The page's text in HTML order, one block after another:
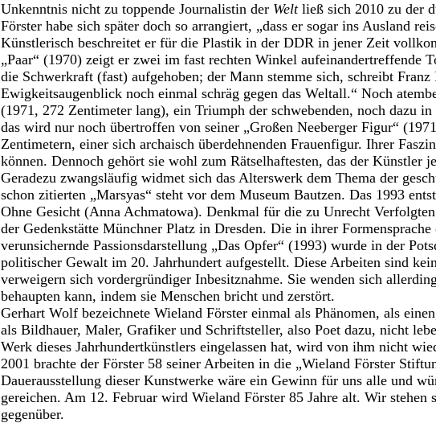
Unkenntnis nicht zu toppende Journalistin der Welt ließ sich 2010 zu der
Förster habe sich später doch so arrangiert, „dass er sogar ins Ausland
Künstlerisch beschreitet er für die Plastik in der DDR in jener Zeit
„Paar“ (1970) zeigt er zwei im fast rechten Winkel aufeinandertreffende
die Schwerkraft (fast) aufgehoben; der Mann stemme sich, schreibt Franz
Ewigkeitsaugenblick noch einmal schräg gegen das Weltall.“ Noch
(1971, 272 Zentimeter lang), ein Triumph der schwebenden, noch dazu
das wird nur noch übertroffen von seiner „Großen Neeberger Figur“
Zentimetern, einer sich archaisch überdehnenden Frauenfigur. Ihrer
können. Dennoch gehört sie wohl zum Rätselhaftesten, das der Künstler
Geradezu zwangsläufig widmet sich das Alterswerk dem Thema der
schon zitierten „Marsyas“ steht vor dem Museum Bautzen. Das 1993
Ohne Gesicht (Anna Achmatowa). Denkmal für die zu Unrecht
der Gedenkstätte Münchner Platz in Dresden. Die in ihrer
verunsichernde Passionsdarstellung „Das Opfer“ (1993) wurde in der
politischer Gewalt im 20. Jahrhundert aufgestellt. Diese Arbeiten sind
verweigern sich vordergründiger Inbesitznahme. Sie wenden sich
behaupten kann, indem sie Menschen bricht und zerstört.
Gerhart Wolf bezeichnete Wieland Förster einmal als Phänomen, als
als Bildhauer, Maler, Grafiker und Schriftsteller, also Poet dazu, nicht
Werk dieses Jahrhundertkünstlers eingelassen hat, wird von ihm nicht
2001 brachte der Förster 58 seiner Arbeiten in die „Wieland Förster
Dauerausstellung dieser Kunstwerke wäre ein Gewinn für uns alle und
gereichen. Am 12. Februar wird Wieland Förster 85 Jahre alt. Wir stehen
gegenüber.